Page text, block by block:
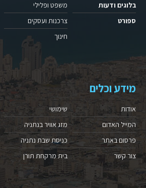
בלוגים ודעות
ספורט
משפט ופלילי
צרכנות ועסקים
חינוך
מידע וכלים
אודות
המייל האדום
פרסום באתר
צור קשר
שימושי
מזג אוויר בנתניה
כניסת שבת נתניה
בית מרקחת תורן